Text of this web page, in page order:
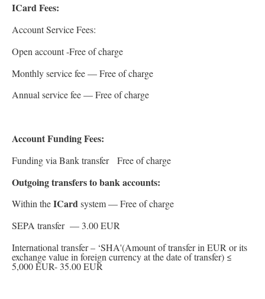
ICardFees:
Account Service Fees:
Open account -Free of charge
Monthly service fee — Free of charge
Annual service fee — Free of charge
Account Funding Fees:
Funding via Bank transfer Free of charge
Outgoing transfers to bank accounts:
Within theICardsystem — Free of charge
SEPA transfer — 3.00 EUR
International transfer – ‘SHA'(Amount of transfer in EUR or its
exchange value in foreign currency at the date of transfer) ≤
5,000 EUR- 35.00 EUR